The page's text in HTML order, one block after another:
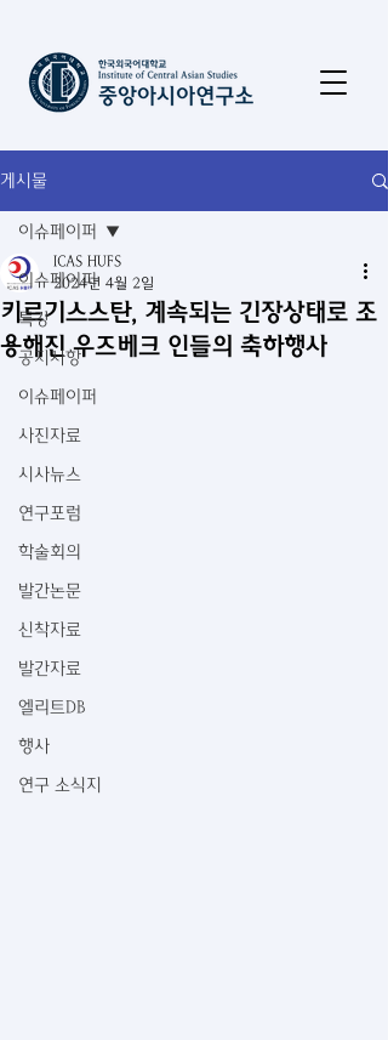
게시물
이슈페이퍼
특강
공지사항
이슈페이퍼
사진자료
시사뉴스
연구포럼
학술회의
발간논문
신착자료
발간자료
엘리트DB
행사
연구 소식지
이슈페이퍼
키르기스스탄, 계속되는 긴장상태로 조
용해진 우즈베크 인들의 축하행사
ICAS HUFS
2024년 4월 2일